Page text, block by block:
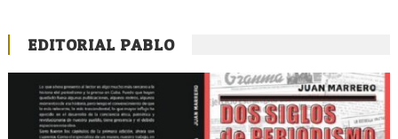
EDITORIAL PABLO